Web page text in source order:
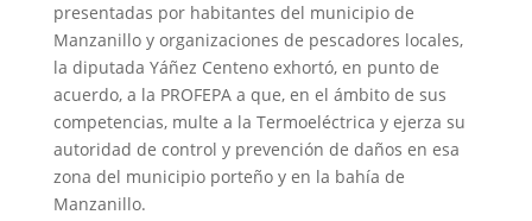
presentadas por habitantes del municipio de
Manzanillo y organizaciones de pescadores locales,
la diputada Yáñez Centeno exhortó, en punto de
acuerdo, a la PROFEPA a que, en el ámbito de sus
competencias, multe a la Termoeléctrica y ejerza su
autoridad de control y prevención de daños en esa
zona del municipio porteño y en la bahía de
Manzanillo.